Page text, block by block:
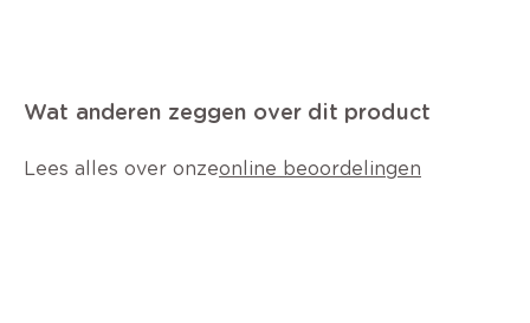
Wat anderen zeggen over dit product
Lees alles over onzeonline beoordelingen